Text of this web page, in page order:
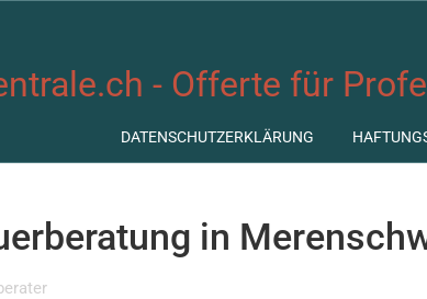
- Offerte für
DATENSCHUTZERKLÄRUNG
in